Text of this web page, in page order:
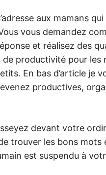
aux mamans
vous demandez
et réalisez des
de productivité pour
En bas d’article je
productives,
devant votre
trouver les bons mots
est suspendu à